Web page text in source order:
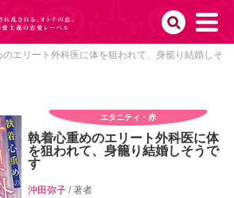
のエリート外科医に体を狙われて、身籠り結婚しそ
エタニティ・赤
執着心重めのエリート外科医に体
を狙われて、身籠り結婚しそうで
す
沖田弥子/ 著者